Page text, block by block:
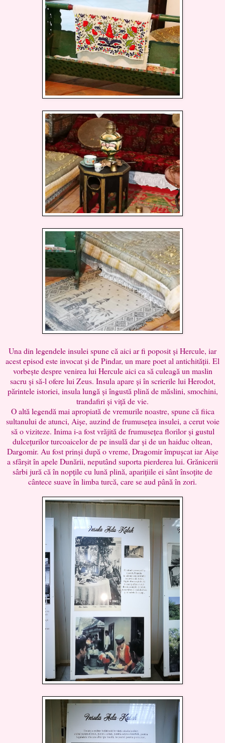
Una din legendele insulei spune că aici ar fi poposit și Hercule, iar
acest episod este invocat și de Pindar, un mare poet al antichității. El
vorbește despre venirea lui Hercule aici ca să culeagă un maslin
sacru și să-l ofere lui Zeus. Insula apare și în scrierile lui Herodot,
părintele istoriei, insula lungă și îngustă plină de măslini, smochini,
trandafiri și viță de vie.
O altă legendă mai apropiată de vremurile noastre, spune că fiica
sultanului de atunci, Aișe, auzind de frumusețea insulei, a cerut voie
să o viziteze. Inima i-a fost vrăjită de frumusețea florilor și gustul
dulcețurilor turcoaicelor de pe insulă dar și de un haiduc oltean,
Dargomir. Au fost prinși după o vreme, Dragomir împușcat iar Aișe
a sfârșit în apele Dunării, neputând suporta pierderea lui. Grănicerii
sârbi jură că în nopțile cu lună plină, aparițiile ei sânt însoțite de
cântece suave în limba turcă, care se aud până în zori.